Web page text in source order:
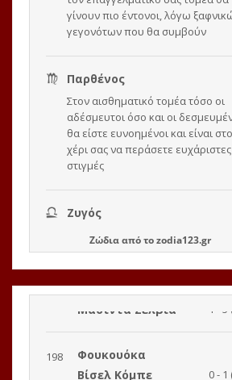
Ζώδιααπό τοzodia123.gr